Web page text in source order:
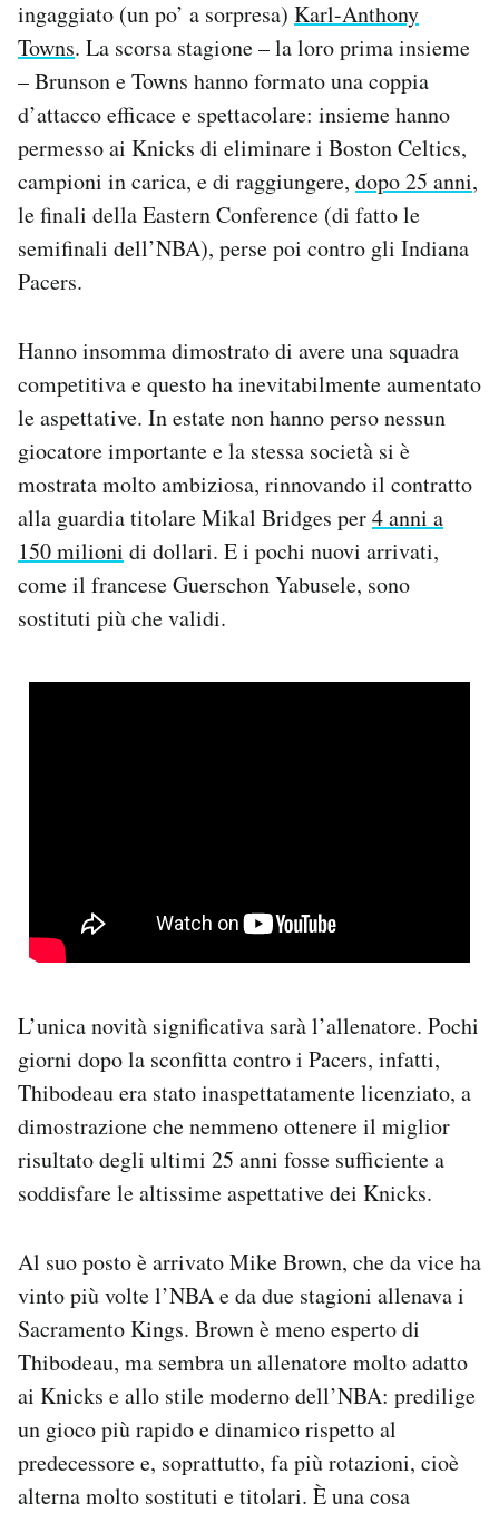
ingaggiato (un po’ a sorpresa) Karl-Anthony
Towns. La scorsa stagione – la loro prima insieme
– Brunson e Towns hanno formato una coppia
d’attacco efficace e spettacolare: insieme hanno
permesso ai Knicks di eliminare i Boston Celtics,
campioni in carica, e di raggiungere, dopo 25 anni,
le finali della Eastern Conference (di fatto le
semifinali dell’NBA), perse poi contro gli Indiana
Pacers.
Hanno insomma dimostrato di avere una squadra
competitiva e questo ha inevitabilmente aumentato
le aspettative. In estate non hanno perso nessun
giocatore importante e la stessa società si è
mostrata molto ambiziosa, rinnovando il contratto
alla guardia titolare Mikal Bridges per4 anni a
150 milioni di dollari. E i pochi nuovi arrivati,
come il francese Guerschon Yabusele, sono
sostituti più che validi.
L’unica novità significativa sarà l’allenatore. Pochi
giorni dopo la sconfitta contro i Pacers, infatti,
Thibodeau era stato inaspettatamente licenziato, a
dimostrazione che nemmeno ottenere il miglior
risultato degli ultimi 25 anni fosse sufficiente a
soddisfare le altissime aspettative dei Knicks.
Al suo posto è arrivato Mike Brown, che da vice ha
vinto più volte l’NBA e da due stagioni allenava i
Sacramento Kings. Brown è meno esperto di
Thibodeau, ma sembra un allenatore molto adatto
ai Knicks e allo stile moderno dell’NBA: predilige
un gioco più rapido e dinamico rispetto al
predecessore e, soprattutto, fa più rotazioni, cioè
alterna molto sostituti e titolari. È una cosa